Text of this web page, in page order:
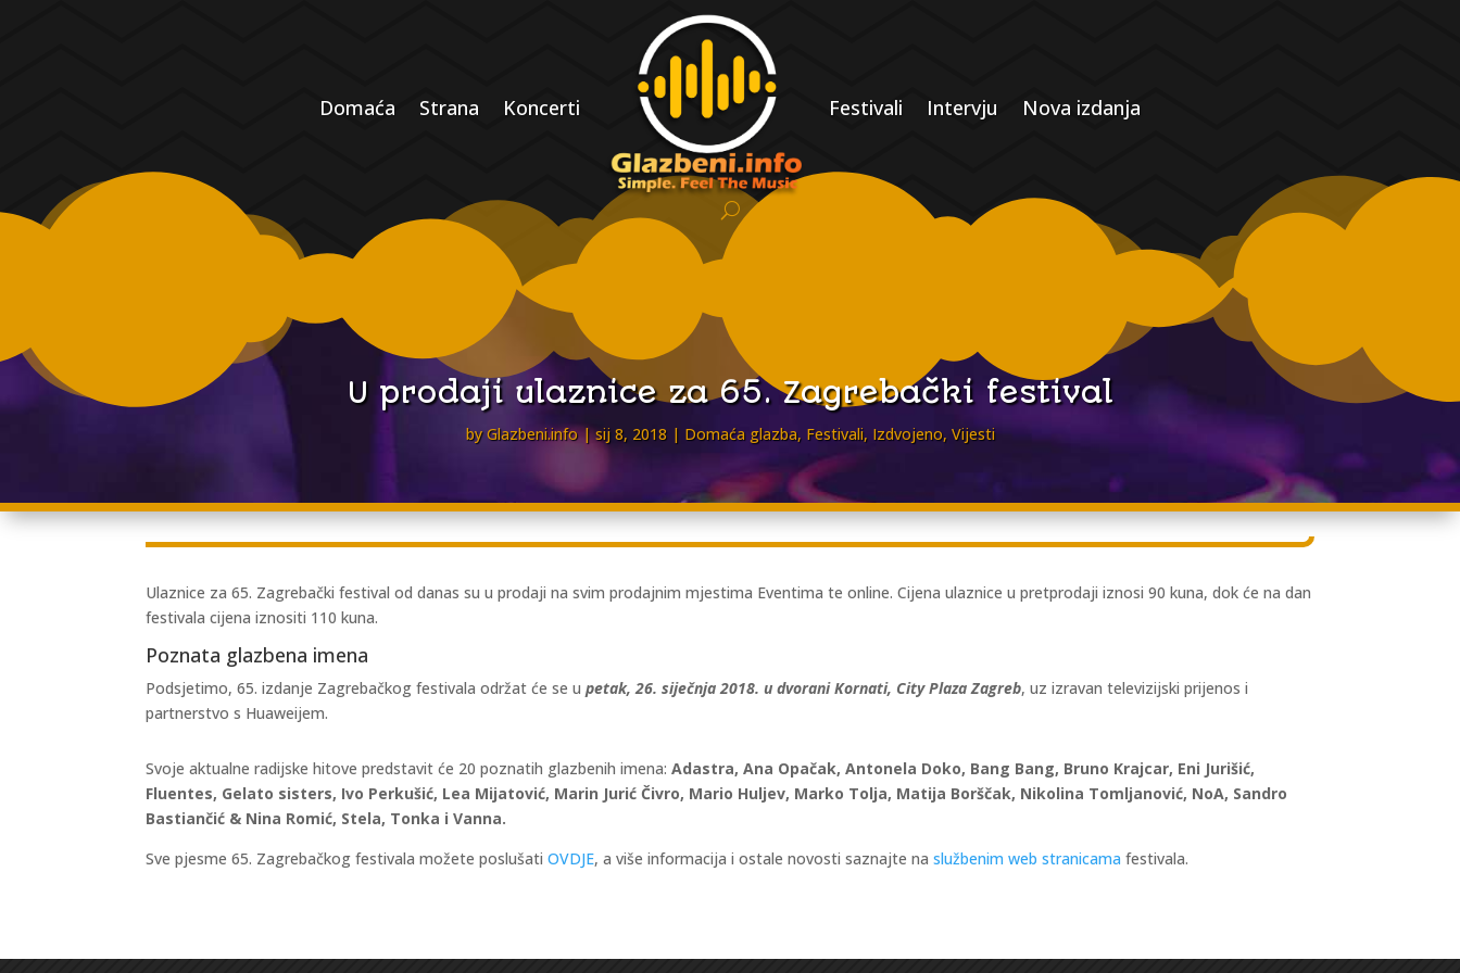
Domaća Strana Koncerti Festivali Intervju Nova izdanja
U prodaji ulaznice za 65. Zagrebački festival
byGlazbeni.info sij 8, 2018 Domaća glazba, Festivali, Izdvojeno, Vijesti
Ulaznice za 65. Zagrebački festival od danas su u prodaji na svim prodajnim mjestima Eventima te online. Cijena ulaznice u pretprodaji iznosi 90 kuna, dok će na dan
festivala cijena iznositi 110 kuna.
Poznata glazbena imena
Podsjetimo, 65. izdanje Zagrebačkog festivala održat će se upetak, 26. siječnja 2018. u dvorani Kornati, City Plaza Zagreb, uz izravan televizijski prijenos i
partnerstvo s Huaweijem.
Svoje aktualne radijske hitove predstavit će 20 poznatih glazbenih imena:Adastra, Ana Opačak, Antonela Doko, Bang Bang, Bruno Krajcar, Eni Jurišić,
Fluentes, Gelato sisters, Ivo Perkušić, Lea Mijatović, Marin Jurić Čivro, Mario Huljev, Marko Tolja, Matija Borščak, Nikolina Tomljanović, NoA, Sandro
Bastiančić & Nina Romić, Stela, Tonka i Vanna.
Sve pjesme 65. Zagrebačkog festivala možete poslušatiOVDJE, a više informacija i ostale novosti saznajte naslužbenim web stranicama festivala.